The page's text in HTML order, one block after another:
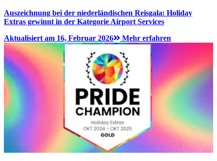
Auszeichnung bei der niederländischen Reisgala: Holiday
Extras gewinnt in der Kategorie Airport Services
Aktualisiert am 16, Februar 2026
Mehr erfahren